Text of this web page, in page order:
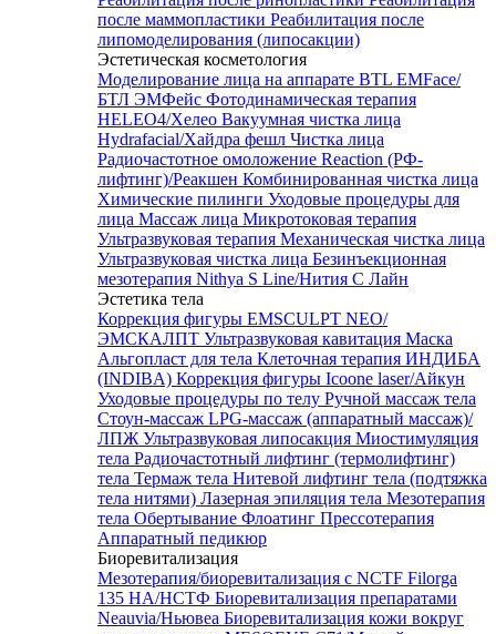
после маммопластики Реабилитация после
липомоделирования (липосакции)
Эстетическая косметология
Моделирование лица на аппарате BTL EMFace/
БТЛ ЭМФейс Фотодинамическая терапия
HELEO4/Хелео Вакуумная чистка лица
Hydrafacial/Хайдра фешл Чистка лица
Радиочастотное омоложение Reaction (РФ-
лифтинг)/Реакшен Комбинированная чистка лица
Химические пилинги Уходовые процедуры для
лица Массаж лица Микротоковая терапия
Ультразвуковая терапия Механическая чистка лица
Ультразвуковая чистка лица Безинъекционная
мезотерапия Nithya S Line/Нития С Лайн
Эстетика тела
Коррекция фигуры EMSCULPT NEO/
ЭМСКАЛПТ Ультразвуковая кавитация Маска
Альгопласт для тела Клеточная терапия ИНДИБА
(INDIBA) Коррекция фигуры Icoone laser/Айкун
Уходовые процедуры по телу Ручной массаж тела
Стоун-массаж LPG-массаж (аппаратный массаж)/
ЛПЖ Ультразвуковая липосакция Миостимуляция
тела Радиочастотный лифтинг (термолифтинг)
тела Термаж тела Нитевой лифтинг тела (подтяжка
тела нитями) Лазерная эпиляция тела Мезотерапия
тела Обертывание Флоатинг Прессотерапия
Аппаратный педикюр
Биоревитализация
Мезотерапия/биоревитализация с NCTF Filorga
135 HA/НСТФ Биоревитализация препаратами
Neauvia/Ньювеа Биоревитализация кожи вокруг